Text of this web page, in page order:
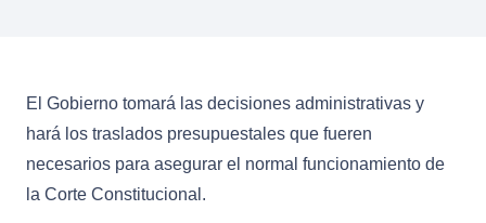
El Gobierno tomará las decisiones administrativas y
hará los traslados presupuestales que fueren
necesarios para asegurar el normal funcionamiento de
la Corte Constitucional.